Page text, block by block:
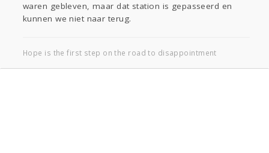
waren gebleven, maar dat station is gepasseerd en
kunnen we niet naar terug.
Hope is the first step on the road to disappointment